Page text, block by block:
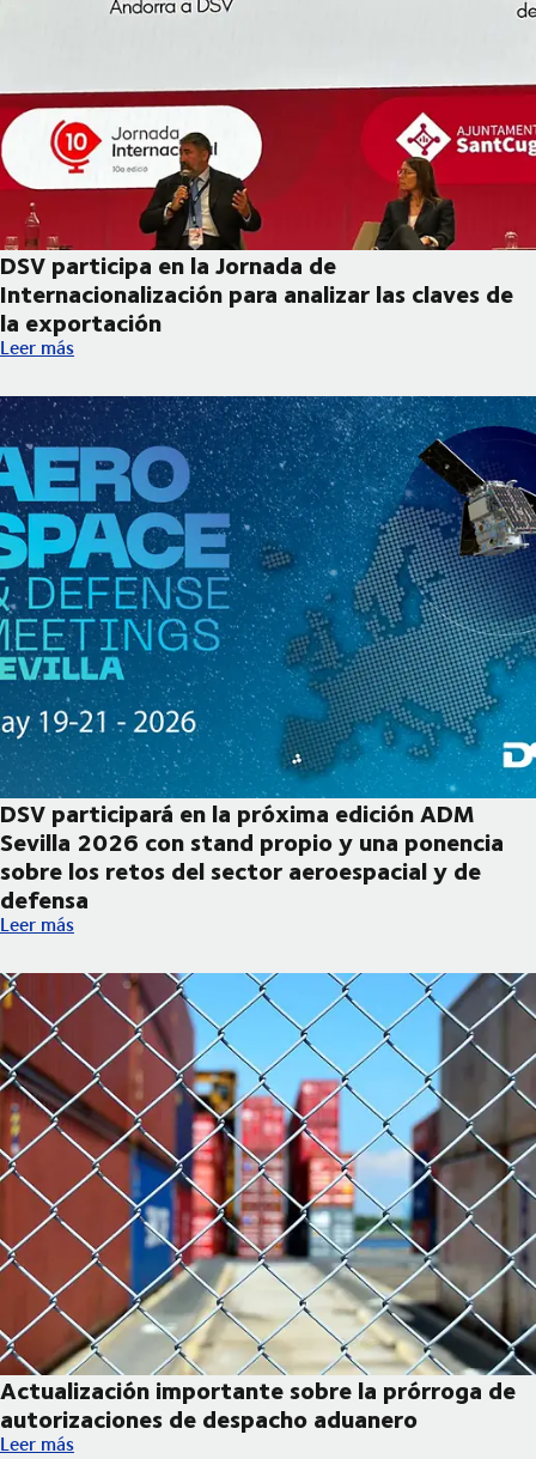
DSV participa en la Jornada de
Internacionalización para analizar las claves de
la exportación
DSV participa en la Jornada de Internacionalización para
Leer más
DSV participará en la próxima edición ADM
Sevilla 2026 con stand propio y una ponencia
sobre los retos del sector aeroespacial y de
defensa
DSV participará en la próxima edición ADM Sevilla 2026 con
Leer más
Actualización importante sobre la prórroga de
autorizaciones de despacho aduanero
Actualización importante sobre la prórroga de autorizaciones
Leer más